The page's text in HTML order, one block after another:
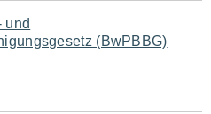
und
(BwPBBG)